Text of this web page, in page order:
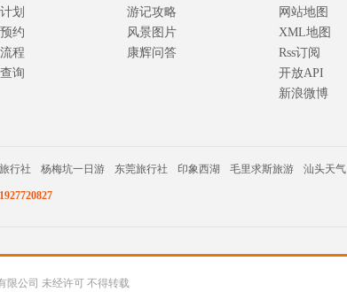
划
约
程
询
游记攻略
风景图片
康辉问答
网站地图
XML地图
Rss订阅
开放API
新浪微博
行社 杨梅坑一日游 东莞旅行社 印象西湖 毛里求斯旅游 汕头天气
限公司 未经许可 不得转载